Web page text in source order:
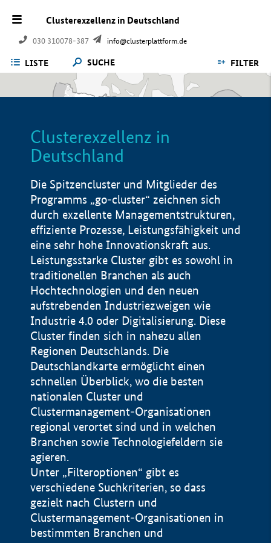
Clusterexzellenz in Deutschland
030 310078-387 info@clusterplattform.de
LISTE SUCHE FILTER
Clusterexzellenz in
Deutschland
Die Spitzencluster und Mitglieder des
Programms „go-cluster“ zeichnen sich
durch exzellente Managementstrukturen,
effiziente Prozesse, Leistungsfähigkeit und
eine sehr hohe Innovationskraft aus.
Leistungsstarke Cluster gibt es sowohl in
traditionellen Branchen als auch
Hochtechnologien und den neuen
aufstrebenden Industriezweigen wie
Industrie 4.0 oder Digitalisierung. Diese
Cluster finden sich in nahezu allen
Regionen Deutschlands. Die
Deutschlandkarte ermöglicht einen
schnellen Überblick, wo die besten
nationalen Cluster und
Clustermanagement-Organisationen
regional verortet sind und in welchen
Branchen sowie Technologiefeldern sie
agieren.
Unter „Filteroptionen“ gibt es
verschiedene Suchkriterien, so dass
gezielt nach Clustern und
Clustermanagement-Organisationen in
bestimmten Branchen und
Impressum
Datenschutzerklärung
BMWE, 2026 ©
100 km © Geobasis-DE / BKG 2015